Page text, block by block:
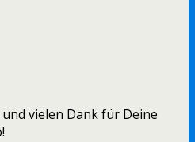
vielen Dank für Deine